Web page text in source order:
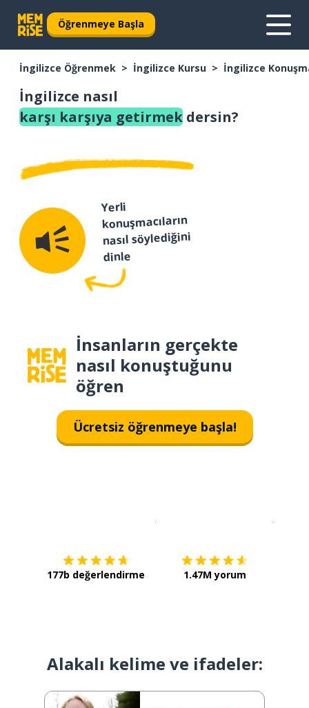
Öğrenmeye Başla
İngilizce Öğrenmek İngilizce Kursu İngilizce
İngilizce nasıl
karşı karşıya getirmek dersin?
Yerli
konuşmacıların
nasıl söylediğini
dinle
İnsanların gerçekte
nasıl konuştuğunu
öğren
Ücretsiz öğrenmeye başla!
177b değerlendirme 1.47M yorum
Alakalı kelime ve ifadeler: